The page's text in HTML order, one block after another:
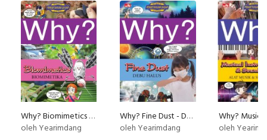
Why? Biomimetics - Biomimetika
oleh Yearimdang
Why? Fine Dust - Debu Halus
oleh Yearimdang
oleh